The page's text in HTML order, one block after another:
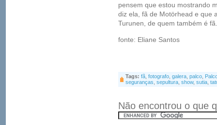
pensem que estou mostrando
diz ela, fã de Motörhead e que
Turunen, de quem também é fã.
fonte: Eliane Santos
Tags: fã fotografo galera palco
seguranças sepultura show, sutia
Não encontrou o que